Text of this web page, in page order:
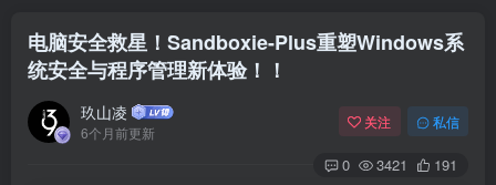
电脑安全救星！Sandboxie-Plus重塑Windows系
统安全与程序管理新体验！！
玖山凌
6个月前更新
关注 私信
0 3421 191